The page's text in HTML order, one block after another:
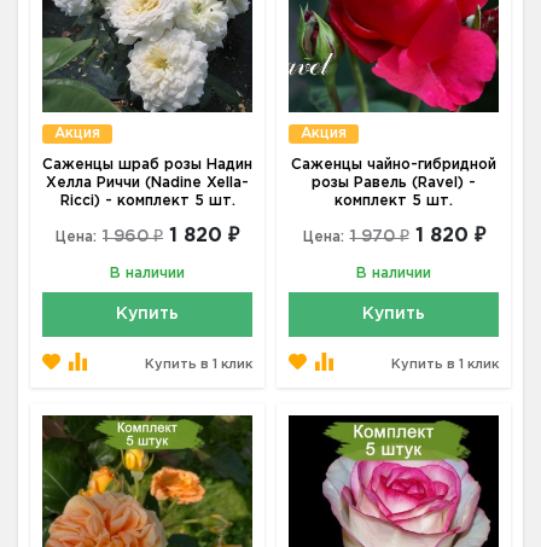
Акция
Саженцы шраб розы Надин
Хелла Риччи (Nadine Xella-
Ricci) - комплект 5 шт.
Цена: 1 960 ₽ 1 820 ₽
В наличии
Купить
Купить в 1 клик
Акция
Саженцы чайно-гибридной
розы Равель (Ravel) -
комплект 5 шт.
Цена: 1 970 ₽ 1 820 ₽
В наличии
Купить
Купить в 1 клик